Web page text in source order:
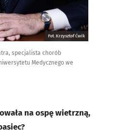
Fot. Krzysztof Ćwik
specjalista chorób
Medycznego we
na ospę wietrzną,